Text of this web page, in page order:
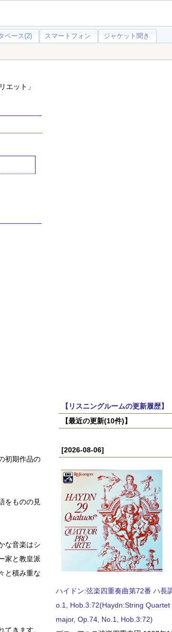
ベース(2) スマートフォン ジャケット聞き
エット」
初期作品の
をものの見
な音楽はシ
家と教皇派
と積み重な
きます。
【リスニングルームの更新履歴】
【最近の更新(10件)】
[2026-08-06]
ハイドン:弦楽四重奏曲第72番 ハ長
o.1, Hob.3:72(Haydn:String Quartet
major, Op.74, No.1, Hob.3:72)